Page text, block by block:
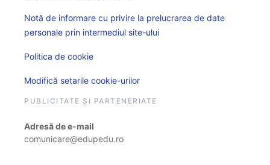
Notă de informare cu privire la prelucrarea de date
personale prin intermediul site-ului
Politica de cookie
Modifică setarile cookie-urilor
PUBLICITATE ȘI PARTENERIATE
Adresă de e-mail
comunicare@edupedu.ro